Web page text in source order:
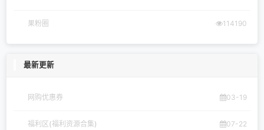
果粉圈 114190
最新更新
网购优惠券 03-19
福利区(福利资源合集) 07-22